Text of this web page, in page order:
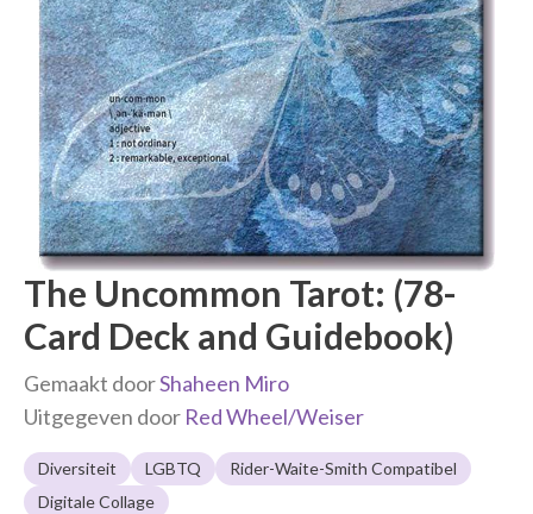
The Uncommon Tarot: (78-
Card Deck and Guidebook)
Gemaakt doorShaheen Miro
Uitgegeven door Red Wheel/Weiser
Diversiteit LGBTQ
Rider-Waite-Smith Compatibel
Digitale Collage